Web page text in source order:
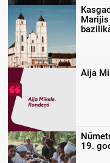
Aija
19.